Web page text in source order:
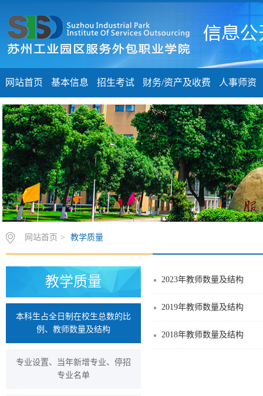
网站首页 基本信息 招生考试 财务/资产及收费 人事师资
网站首页 > 教学质量
教学质量
本科生占全日制在校生总数的比
例、教师数量及结构
专业设置、当年新增专业、停招
专业名单
2023年教师数量及结构
2019年教师数量及结构
2018年教师数量及结构